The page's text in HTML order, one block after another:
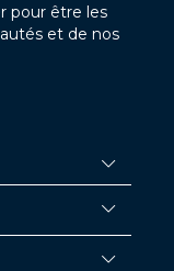
pour être les
et de nos